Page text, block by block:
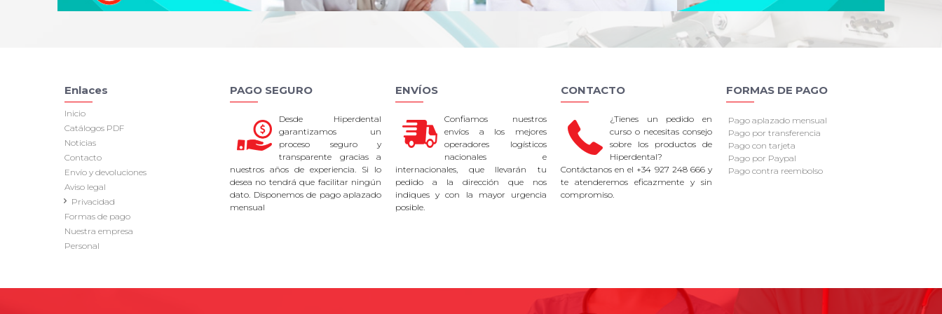
Enlaces
Inicio
Catálogos PDF
Noticias
Contacto
Envío y devoluciones
Aviso legal
Privacidad
Formas de pago
Nuestra empresa
Personal
PAGO SEGURO
Desde Hiperdental
garantizamos un
proceso seguro y
transparente gracias a
nuestros años de experiencia. Si lo
desea no tendrá que facilitar ningún
dato. Disponemos de pago aplazado
mensual
ENVÍOS
Confiamos nuestros
envíos a los mejores
operadores logísticos
nacionales e
internacionales, que llevarán tu
pedido a la dirección que nos
indiques y con la mayor urgencia
posible.
CONTACTO
¿Tienes un pedido en
curso o necesitas consejo
sobre los productos de
Hiperdental?
Contáctanos en el +34 927 248 666 y
te atenderemos eficazmente y sin
compromiso.
FORMAS DE PAGO
Pago aplazado mensual
Pago por transferencia
Pago con tarjeta
Pago por Paypal
Pago contra reembolso